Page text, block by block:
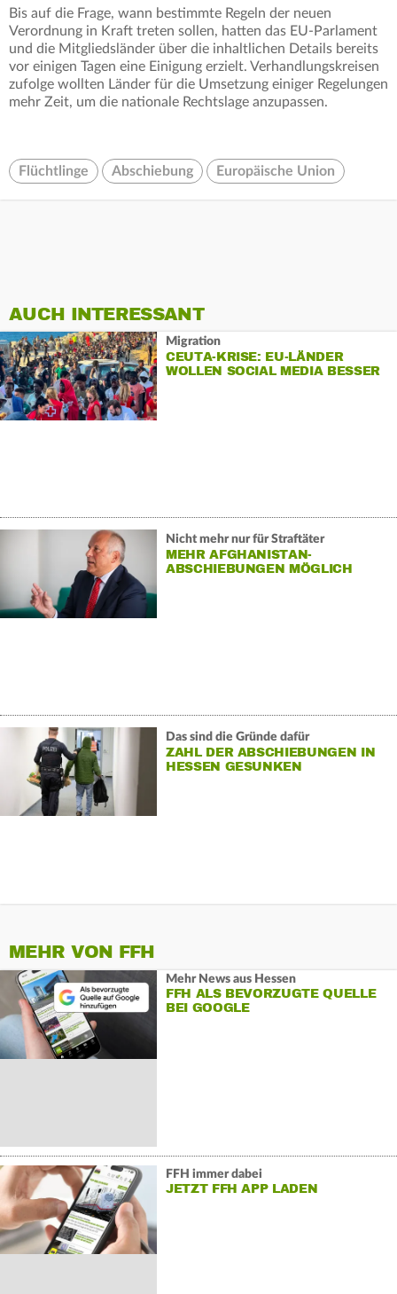
Bis auf die Frage, wann bestimmte Regeln der neuen
Verordnung in Kraft treten sollen, hatten das EU-Parlament
und die Mitgliedsländer über die inhaltlichen Details bereits
vor einigen Tagen eine Einigung erzielt. Verhandlungskreisen
zufolge wollten Länder für die Umsetzung einiger Regelungen
mehr Zeit, um die nationale Rechtslage anzupassen.
Flüchtlinge Abschiebung Europäische Union
AUCH INTERESSANT
Migration
CEUTA-KRISE: EU-LÄNDER
WOLLEN SOCIAL MEDIA BESSER
Nicht mehr nur für Straftäter
MEHR AFGHANISTAN-
ABSCHIEBUNGEN MÖGLICH
Das sind die Gründe dafür
ZAHL DER ABSCHIEBUNGEN IN
HESSEN GESUNKEN
MEHR VON FFH
Mehr News aus Hessen
FFH ALS BEVORZUGTE QUELLE
BEI GOOGLE
FFH immer dabei
JETZT FFH APP LADEN